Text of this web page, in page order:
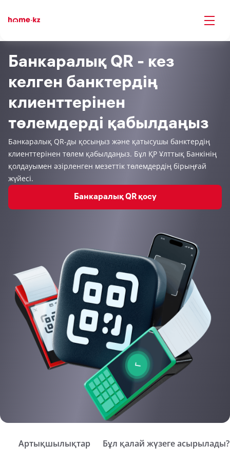
Банкаралық QR - кез
келген банктердің
клиенттерінен
төлемдерді қабылдаңыз
Банкаралық QR-ды қосыңыз және қатысушы банктердің
клиенттерінен төлем қабылдаңыз. Бұл ҚР Ұлттық Банкінің
қолдауымен әзірленген мезеттік төлемдердің бірыңғай
жүйесі.
Банкаралық QR қосу
Артықшылықтар Бұл қалай жүзеге асырылады?